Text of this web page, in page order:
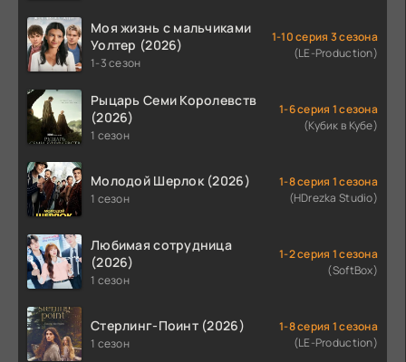
Моя жизнь с мальчиками
Уолтер (2026)
1-3 сезон
1-10 серия 3 сезона
(LE-Production)
Рыцарь Семи Королевств
(2026)
1 сезон
1-6 серия 1 сезона
(Кубик в Кубе)
Молодой Шерлок (2026)
1 сезон
1-8 серия 1 сезона
(HDrezka Studio)
Любимая сотрудница
(2026)
1 сезон
1-2 серия 1 сезона
(SoftBox)
Стерлинг-Поинт (2026)
1 сезон
1-8 серия 1 сезона
(LE-Production)